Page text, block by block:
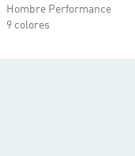
Hombre Performance
9 colores